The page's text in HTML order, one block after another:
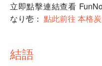
立即點擊連結查看
なり壱： 點此前往 本格
結語